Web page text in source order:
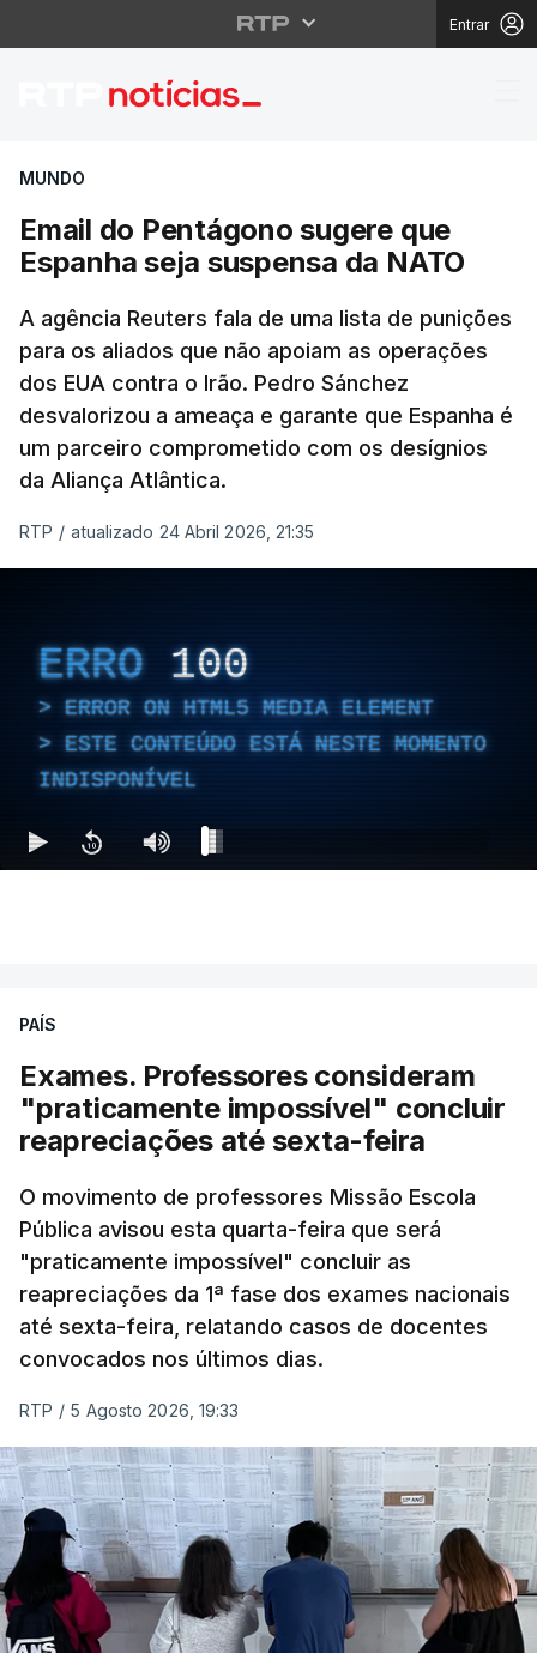
Entrar
Email do Pentágono
MUNDO
Email do Pentágono sugere que
Espanha seja suspensa da NATO
A agência Reuters fala de uma lista de punições
para os aliados que não apoiam as operações
dos EUA contra o Irão. Pedro Sánchez
desvalorizou a ameaça e garante que Espanha é
um parceiro comprometido com os desígnios
da Aliança Atlântica.
RTP / atualizado 24 Abril 2026, 21:35
ERRO 100
ERROR ON HTML5 MEDIA ELEMENT
ESTE CONTEÚDO ESTÁ NESTE MOMENTO
INDISPONÍVEL
PAÍS
Exames. Professores consideram
"praticamente impossível" concluir
reapreciações até sexta-feira
O movimento de professores Missão Escola
Pública avisou esta quarta-feira que será
"praticamente impossível" concluir as
reapreciações da 1ª fase dos exames nacionais
até sexta-feira, relatando casos de docentes
convocados nos últimos dias.
RTP / 5 Agosto 2026, 19:33